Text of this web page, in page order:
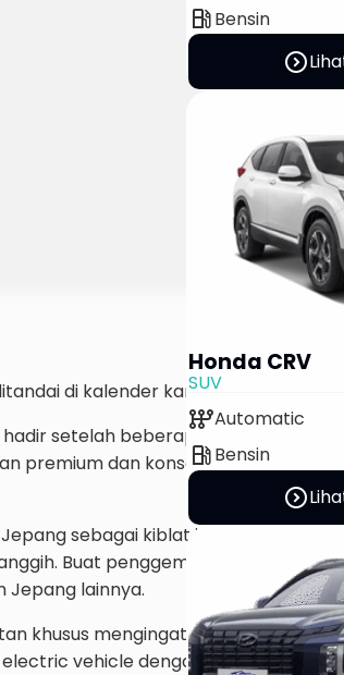
di kalender kamu.
setelah beberapa tahun vakum,
premium dan konsep futuristik dari
sebagai kiblat inovasi otomotif
Buat penggemar mobil JDM, ini
Jepang lainnya.
khusus mengingat China kini
vehicle dengan harga
local_gas_stationBensin
expand_circle_right
Honda CRV
SUV
auto_transmissionAutomatic
local_gas_stationBensin
expand_circle_right